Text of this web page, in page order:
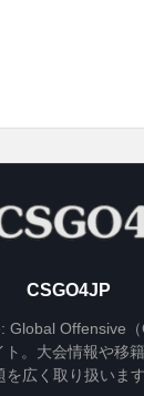
CSGO4JP
Global Offensive
。大会情報や移
を広く取り扱います